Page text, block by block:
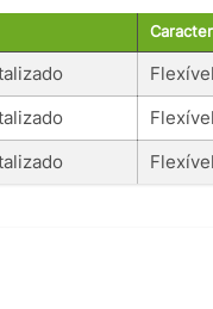
Flexível
Flexível
Flexível